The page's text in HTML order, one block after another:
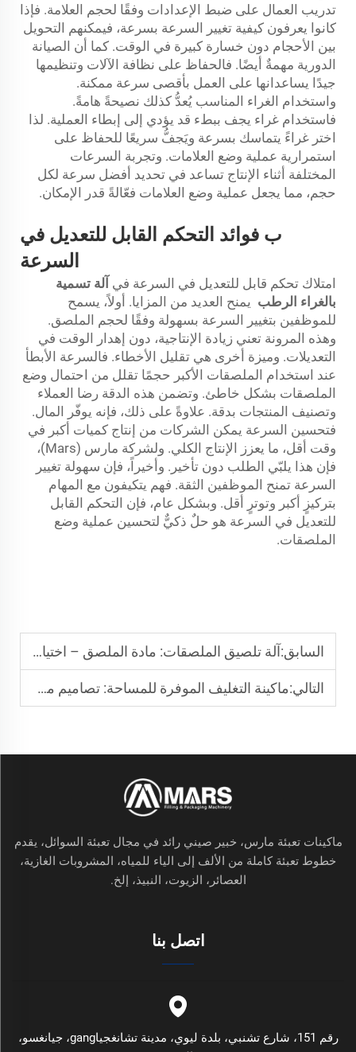
تدريب العمال على ضبط الإعدادات وفقًا لحجم العلامة. فإذا
كانوا يعرفون كيفية تغيير السرعة بسرعة، فيمكنهم التحويل
بين الأحجام دون خسارة كبيرة في الوقت. كما أن الصيانة
الدورية مهمةٌ أيضًا. فالحفاظ على نظافة الآلات وتنظيمها
جيدًا يساعدانها على العمل بأقصى سرعة ممكنة.
واستخدام الغراء المناسب يُعدُّ كذلك نصيحةً هامةً.
فاستخدام غراء يجف ببطء قد يؤدي إلى إبطاء العملية. لذا
اختر غراءً يتماسك بسرعة ويَجفُّ سريعًا للحفاظ على
استمرارية عملية وضع العلامات. وتجربة السرعات
المختلفة أثناء الإنتاج تساعد في تحديد أفضل سرعة لكل
حجم، مما يجعل عملية وضع العلامات فعّالةً قدر الإمكان.
ب فوائد التحكم القابل للتعديل في
السرعة
امتلاك تحكم قابل للتعديل في السرعة في آلة تسمية
بالغراء الرطب يمنح العديد من المزايا. أولاً، يسمح
للموظفين بتغيير السرعة بسهولة وفقًا لحجم الملصق.
وهذه المرونة تعني زيادة الإنتاجية، دون إهدار الوقت في
التعديلات. وميزة أخرى هي تقليل الأخطاء. فالسرعة الأبطأ
عند استخدام الملصقات الأكبر حجمًا تقلل من احتمال وضع
الملصقات بشكل خاطئ. وتضمن هذه الدقة رضا العملاء
وتصنيف المنتجات بدقة. علاوةً على ذلك، فإنه يوفّر المال.
فتحسين السرعة يمكن الشركات من إنتاج كميات أكبر في
وقت أقل، ما يعزز الإنتاج الكلي. ولشركة مارس (Mars)،
فإن هذا يلبّي الطلب دون تأخير. وأخيراً، فإن سهولة تغيير
السرعة تمنح الموظفين الثقة. فهم يتكيفون مع المهام
بتركيزٍ أكبر وتوترٍ أقل. وبشكل عام، فإن التحكم القابل
للتعديل في السرعة هو حلٌ ذكيٌّ لتحسين عملية وضع
الملصقات.
السابق:آلة تلصيق الملصقات: مادة الملصق – اختيار ملصقات متينة للمنتجات المبردة
التالي:ماكينة التغليف الموفرة للمساحة: تصاميم مدمجة لمرافق تعبئة الزجاجات الصغيرة
ماكينات تعبئة مارس، خبير صيني رائد في مجال تعبئة السوائل، يقدم
خطوط تعبئة كاملة من الألف إلى الياء للمياه، المشروبات الغازية،
العصائر، الزيوت، النبيذ، إلخ.
اتصل بنا
رقم 151، شارع تشنبي، بلدة ليوي، مدينة تشانغجياgang، جيانغسو،